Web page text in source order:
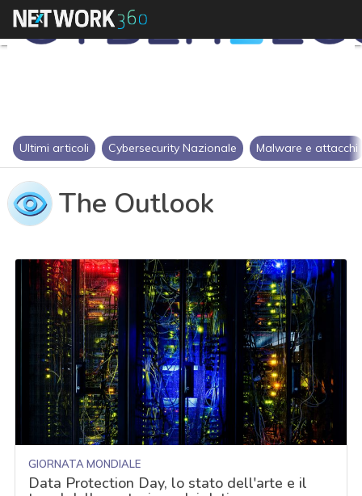
Ultimi articoli Cybersecurity Nazionale Malware e attacchi
The Outlook
GIORNATA MONDIALE
Data Protection Day, lo stato dell'arte e il